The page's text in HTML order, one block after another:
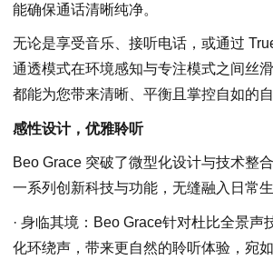
能确保通话清晰纯净。
无论是享受音乐、接听电话，或通过
通透模式在环境感知与专注模式之间丝
都能为您带来清晰、平衡且掌控自如的自
感性设计，优雅聆听
Beo Grace 突破了微型化设计与技术整
一系列创新科技与功能，无缝融入日常生
· 身临其境：Beo Grace针对杜比全景声
化环绕声，带来更自然的聆听体验，宛如